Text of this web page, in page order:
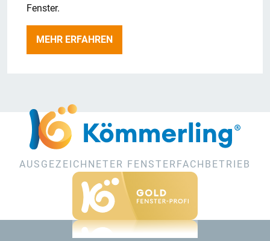
Fenster.
MEHR ERFAHREN
AUSGEZEICHNETER FENSTERFACHBETRIEB